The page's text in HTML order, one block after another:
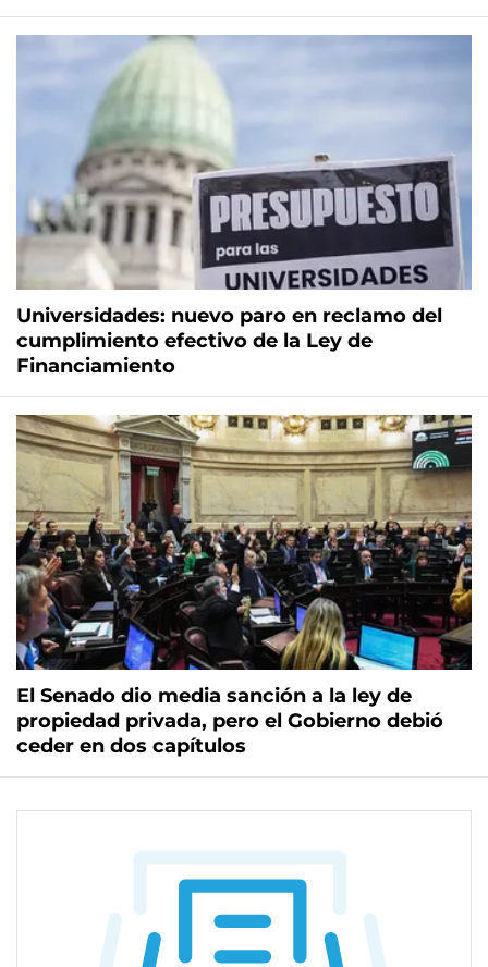
Universidades: nuevo paro en reclamo del
cumplimiento efectivo de la Ley de
Financiamiento
El Senado dio media sanción a la ley de
propiedad privada, pero el Gobierno debió
ceder en dos capítulos